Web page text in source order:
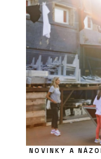
SLUŽBY
NOVINKY A